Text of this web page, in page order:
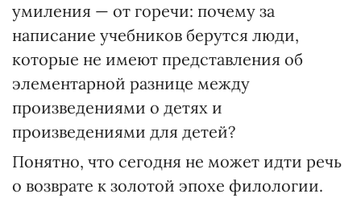
умиления — от горечи: почему за
написание учебников берутся люди,
которые не имеют представления об
элементарной разнице между
произведениями о детях и
произведениями для детей?
Понятно, что сегодня не может идти речь
о возврате к золотой эпохе филологии.